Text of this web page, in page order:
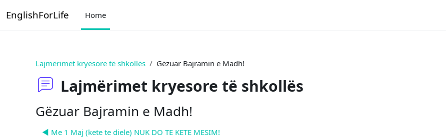
EnglishForLife Home
Lajmërimet kryesore të shkollës Gëzuar Bajramin e Madh!
Lajmërimet kryesore të shkollës
Gëzuar Bajramin e Madh!
◀︎ Me 1 Maj (kete te diele) NUK DO TE KETE MESIM!